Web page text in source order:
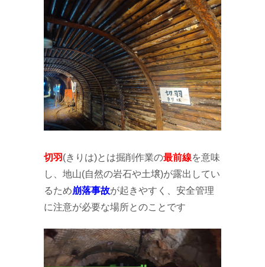
切羽 (きりは)とは掘削作業の最前線を意味
し、地山(自然の岩石や土壌)が露出してい
るため崩落事故が起きやすく、安全管理
に注意が必要な場所とのことです